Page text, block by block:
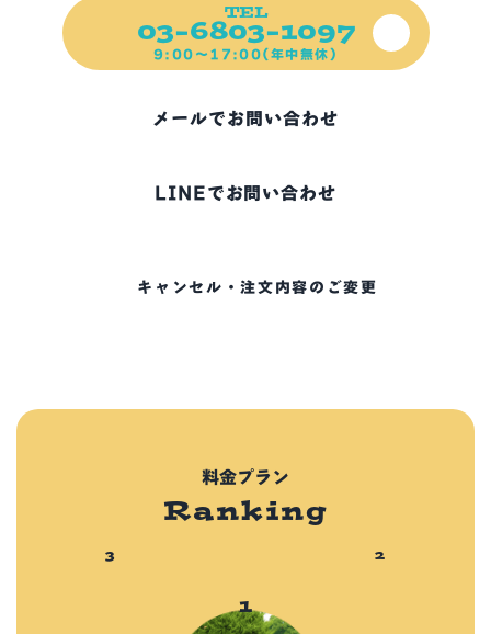
TEL
03-6803-1097
9:00～17:00(年中無休)
メールでお問い合わせ
LINEでお問い合わせ
キャンセル・注文内容のご変更
料金プラン
Ranking